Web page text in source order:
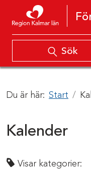
Hoppa till innehåll
Sök
Du är här: Start
Kalender
Visar kategorier: